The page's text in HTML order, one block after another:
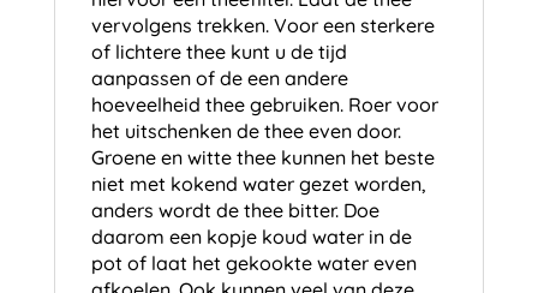
vervolgens trekken. Voor een sterkere
of lichtere thee kunt u de tijd
aanpassen of de een andere
hoeveelheid thee gebruiken. Roer voor
het uitschenken de thee even door.
Groene en witte thee kunnen het beste
niet met kokend water gezet worden,
anders wordt de thee bitter. Doe
daarom een kopje koud water in de
pot of laat het gekookte water even